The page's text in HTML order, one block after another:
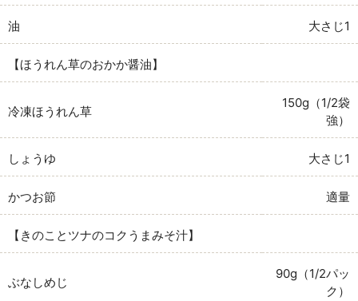
油 大さじ1
【ほうれん草のおかか醤油】
冷凍ほうれん草
150g（1/2袋
強）
しょうゆ 大さじ1
かつお節 適量
【きのことツナのコクうまみそ汁】
ぶなしめじ
90g（1/2パッ
ク）